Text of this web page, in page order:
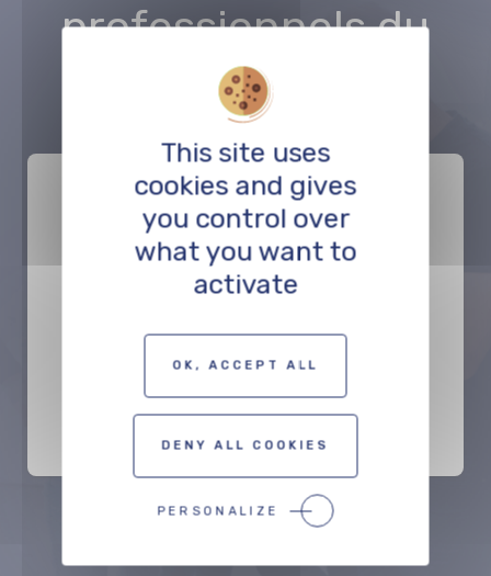
professionnelsdu
même domaine
BEWEGTE BILDER Medien
GmbH
POST-PRODUCTION
This site uses
cookies and gives
you control over
what you want to
activate
OK, ACCEPT ALL
DENY ALL COOKIES
PERSONALIZE